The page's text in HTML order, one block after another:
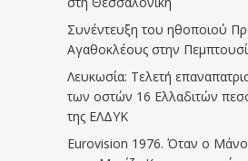
Συνέντευξη του ηθοποιού
Αγαθοκλέους στην
Λευκωσία: Τελετή
των οστών 16 Ελλαδιτών
της ΕΛΔΥΚ
Eurovision 1976. Όταν ο